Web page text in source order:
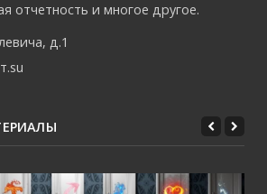
отчетность и многое другое.
д.1